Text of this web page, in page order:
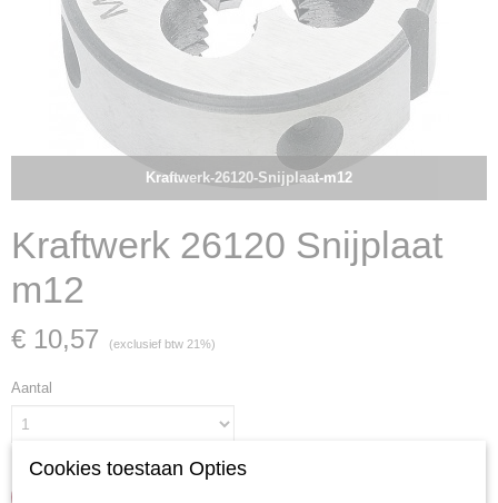
Kraftwerk-26120-Snijplaat-m12
Kraftwerk 26120 Snijplaat
m12
€ 10,57 (exclusief btw 21%)
Aantal
Cookies toestaan Opties